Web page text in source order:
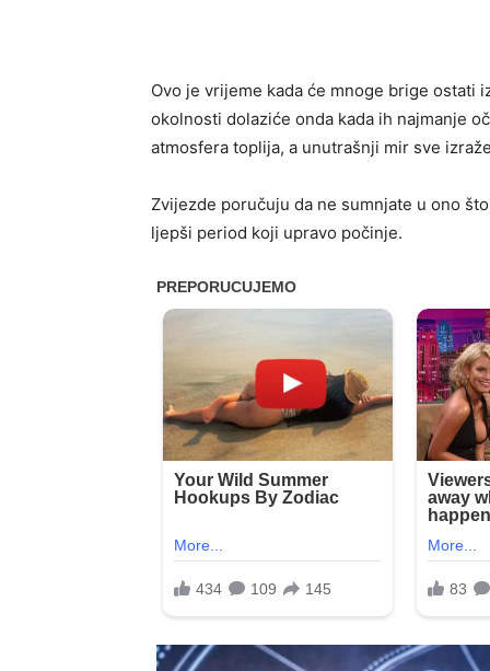
Ovo je vrijeme kada će mnoge brige ostati
okolnosti dolaziće onda kada ih najmanje
atmosfera toplija, a unutrašnji mir sve
Zvijezde poručuju da ne sumnjate u ono
ljepši period koji upravo počinje.